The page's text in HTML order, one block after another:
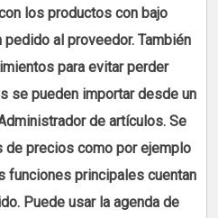
los productos con bajo
al proveedor. También
para evitar perder
se pueden importar desde un
de artículos. Se
de precios como por ejemplo
funciones principales cuentan
Puede usar la agenda de